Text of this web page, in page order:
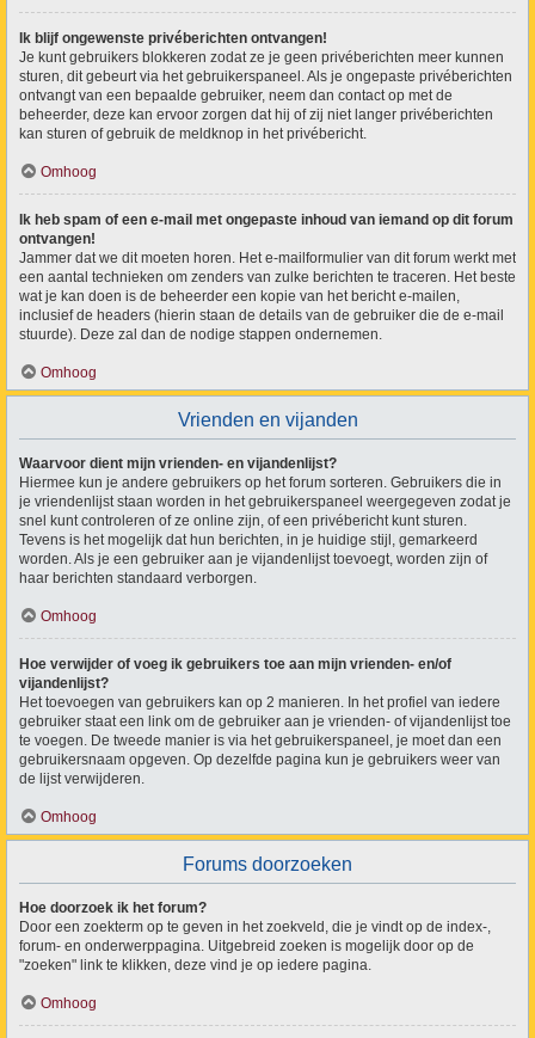
Ik blijf ongewenste privéberichten ontvangen!
Je kunt gebruikers blokkeren zodat ze je geen privéberichten meer kunnen
sturen, dit gebeurt via het gebruikerspaneel. Als je ongepaste privéberichten
ontvangt van een bepaalde gebruiker, neem dan contact op met de
beheerder, deze kan ervoor zorgen dat hij of zij niet langer privéberichten
kan sturen of gebruik de meldknop in het privébericht.
Omhoog
Ik heb spam of een e-mail met ongepaste inhoud van iemand op dit forum
ontvangen!
Jammer dat we dit moeten horen. Het e-mailformulier van dit forum werkt met
een aantal technieken om zenders van zulke berichten te traceren. Het beste
wat je kan doen is de beheerder een kopie van het bericht e-mailen,
inclusief de headers (hierin staan de details van de gebruiker die de e-mail
stuurde). Deze zal dan de nodige stappen ondernemen.
Omhoog
Vrienden en vijanden
Waarvoor dient mijn vrienden- en vijandenlijst?
Hiermee kun je andere gebruikers op het forum sorteren. Gebruikers die in
je vriendenlijst staan worden in het gebruikerspaneel weergegeven zodat je
snel kunt controleren of ze online zijn, of een privébericht kunt sturen.
Tevens is het mogelijk dat hun berichten, in je huidige stijl, gemarkeerd
worden. Als je een gebruiker aan je vijandenlijst toevoegt, worden zijn of
haar berichten standaard verborgen.
Omhoog
Hoe verwijder of voeg ik gebruikers toe aan mijn vrienden- en/of
vijandenlijst?
Het toevoegen van gebruikers kan op 2 manieren. In het profiel van iedere
gebruiker staat een link om de gebruiker aan je vrienden- of vijandenlijst toe
te voegen. De tweede manier is via het gebruikerspaneel, je moet dan een
gebruikersnaam opgeven. Op dezelfde pagina kun je gebruikers weer van
de lijst verwijderen.
Omhoog
Forums doorzoeken
Hoe doorzoek ik het forum?
Door een zoekterm op te geven in het zoekveld, die je vindt op de index-,
forum- en onderwerppagina. Uitgebreid zoeken is mogelijk door op de
"zoeken" link te klikken, deze vind je op iedere pagina.
Omhoog